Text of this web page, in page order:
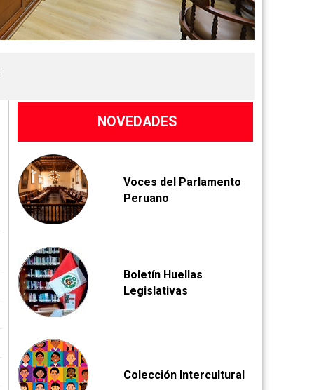
NOVEDADES
Voces del Parlamento
Peruano
Boletín Huellas
Legislativas
Colección Intercultural